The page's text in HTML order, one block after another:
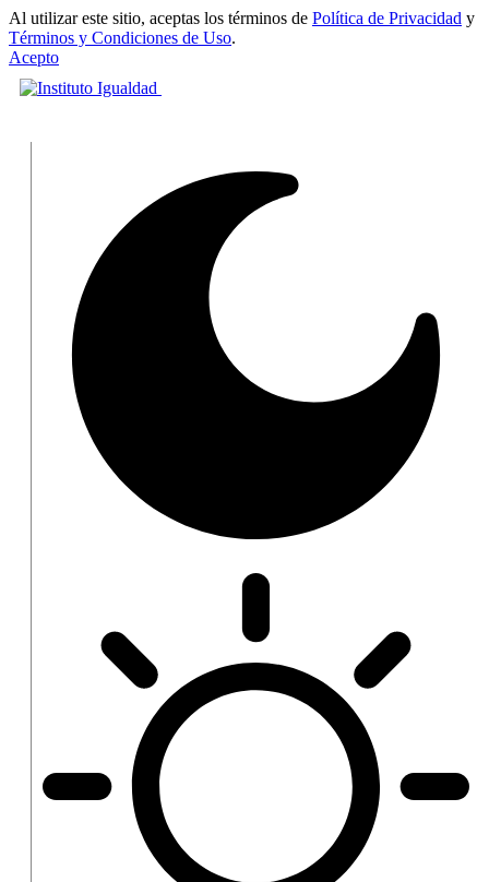
Al utilizar este sitio, aceptas los términos de Política de Privacidad y
Términos y Condiciones de Uso.
Acepto